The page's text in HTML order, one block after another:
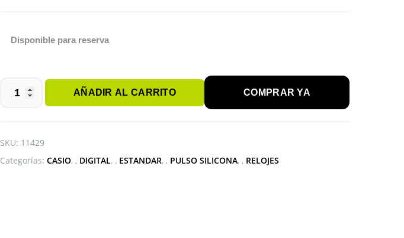
Disponible para reserva
CASIO
cantidad
AÑADIR AL CARRITO COMPRAR YA
SKU: 11429
Categorías: CASIO , DIGITAL , ESTANDAR , PULSO SILICONA , RELOJES